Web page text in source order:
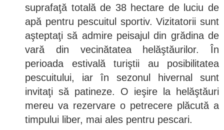
suprafaţă totală de 38 hectare de luciu de
apă pentru pescuitul sportiv. Vizitatorii sunt
aşteptaţi să admire peisajul din grădina de
vară din vecinătatea helăştăurilor. În
perioada estivală turiştii au posibilitatea
pescuitului, iar în sezonul hivernal sunt
invitaţi să patineze. O ieşire la helăştăuri
mereu va rezervare o petrecere plăcută a
timpului liber, mai ales pentru pescari.